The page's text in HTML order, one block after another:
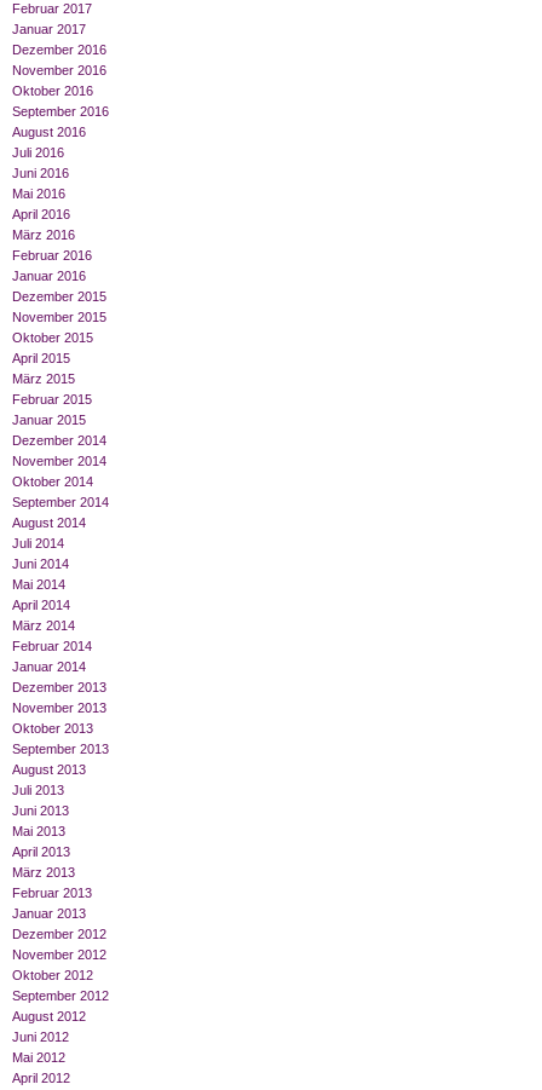
Februar 2017
Januar 2017
Dezember 2016
November 2016
Oktober 2016
September 2016
August 2016
Juli 2016
Juni 2016
Mai 2016
April 2016
März 2016
Februar 2016
Januar 2016
Dezember 2015
November 2015
Oktober 2015
April 2015
März 2015
Februar 2015
Januar 2015
Dezember 2014
November 2014
Oktober 2014
September 2014
August 2014
Juli 2014
Juni 2014
Mai 2014
April 2014
März 2014
Februar 2014
Januar 2014
Dezember 2013
November 2013
Oktober 2013
September 2013
August 2013
Juli 2013
Juni 2013
Mai 2013
April 2013
März 2013
Februar 2013
Januar 2013
Dezember 2012
November 2012
Oktober 2012
September 2012
August 2012
Juni 2012
Mai 2012
April 2012